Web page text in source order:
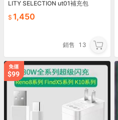
LITY SELECTION ut01補充包
1,450
銷售 13